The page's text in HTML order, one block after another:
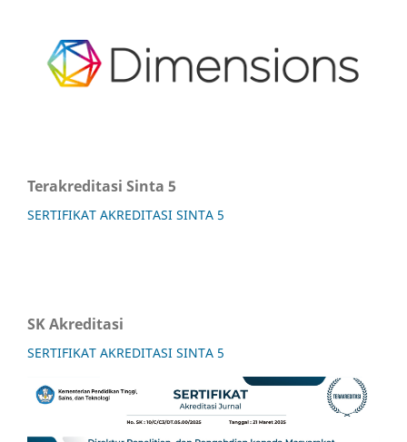
Terakreditasi Sinta 5
SERTIFIKAT AKREDITASI SINTA 5
SK Akreditasi
SERTIFIKAT AKREDITASI SINTA 5